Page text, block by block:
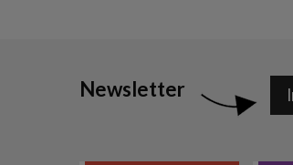
Newsletter